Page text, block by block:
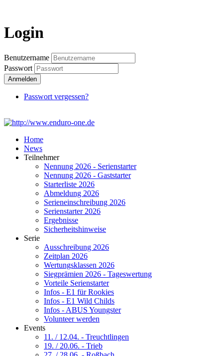
Login
Benutzername
Passwort
Anmelden
Passwort vergessen?
Home
News
Teilnehmer
Nennung 2026 - Serienstarter
Nennung 2026 - Gaststarter
Starterliste 2026
Abmeldung 2026
Serieneinschreibung 2026
Serienstarter 2026
Ergebnisse
Sicherheitshinweise
Serie
Ausschreibung 2026
Zeitplan 2026
Wertungsklassen 2026
Siegprämien 2026 - Tageswertung
Vorteile Serienstarter
Infos - E1 für Rookies
Infos - E1 Wild Childs
Infos - ABUS Youngster
Volunteer werden
Events
11. / 12.04. - Treuchtlingen
19. / 20.06. - Trieb